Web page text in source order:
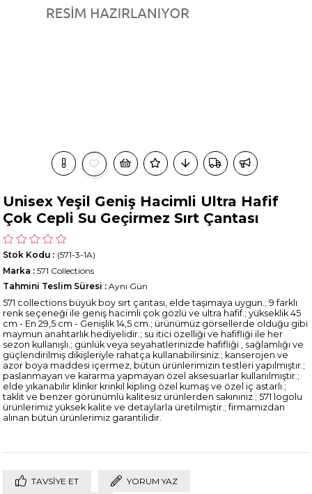
Unisex Yeşil Geniş Hacimli Ultra Hafif
Çok Cepli Su Geçirmez Sırt Çantası
(571-3-1A)
Stok Kodu
Marka : 571 Collections
Tahmini Teslim Süresi : Aynı Gün
571 collections büyük boy sırt çantası, elde taşımaya uygun.; 9 farklı
renk seçeneği ile geniş hacimli çok gözlü ve ultra hafif.; yükseklik 45
cm - En 29,5 cm - Genişlik 14,5 cm.; ürünümüz görsellerde olduğu gibi
maymun anahtarlık hediyelidir.; su itici özelliği ve hafifliği ile her
sezon kullanışlı.; günlük veya seyahatlerinizde hafifliği , sağlamlığı ve
güçlendirilmiş dikişleriyle rahatça kullanabilirsiniz.; kanserojen ve
azor boya maddesi içermez, bütün ürünlerimizin testleri yapılmıştır.;
paslanmayan ve kararma yapmayan özel aksesuarlar kullanılmıştır.;
elde yıkanabilir klinkır krinkıl kipling özel kumaş ve özel iç astarlı.;
taklit ve benzer görünümlü kalitesiz ürünlerden sakınınız.; 571 logolu
ürünlerimiz yüksek kalite ve detaylarla üretilmiştir.; firmamızdan
alınan bütün ürünlerimiz garantilidir.
TAVSIYE ET YORUM YAZ